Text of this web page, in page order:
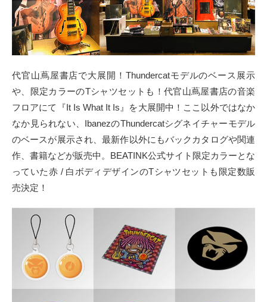
代官山蔦屋書店で大展開！Thundercatモデルのベース展示
や、限定カラーのTシャツセットも！代官山蔦屋書店の音楽
フロアにて『It Is What It Is』を大展開中！ここ以外ではなか
なか見られない、IbanezのThundercatシグネイチャーモデル
のベースが展示され、最新作以外にもバックカタログや関連
作、書籍などが販売中。BEATINK公式サイト限定カラーとな
っていた赤 / 白ボディデザインのTシャツセットも限定数販
売決定！